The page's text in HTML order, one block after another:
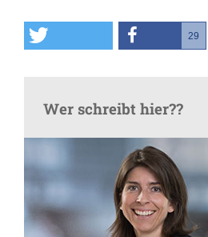
29
Wer schreibt hier??